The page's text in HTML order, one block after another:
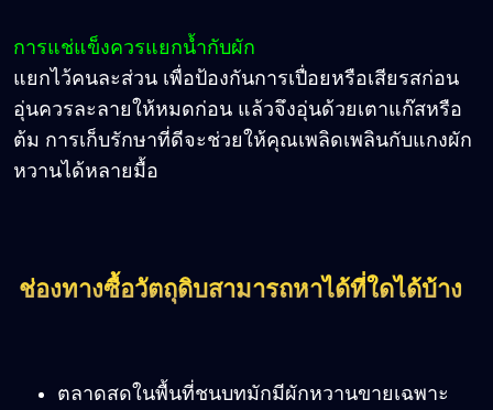
การแช่แข็งควรแยกน้ำกับผัก
แยกไว้คนละส่วน เพื่อป้องกันการเปื่อยหรือเสียรสก่อน
อุ่นควรละลายให้หมดก่อน แล้วจึงอุ่นด้วยเตาแก๊สหรือ
ต้ม การเก็บรักษาที่ดีจะช่วยให้คุณเพลิดเพลินกับแกงผัก
หวานได้หลายมื้อ
ช่องทางซื้อวัตถุดิบสามารถหาได้ที่ใดได้บ้าง
ตลาดสดในพื้นที่ชนบทมักมีผักหวานขายเฉพาะ